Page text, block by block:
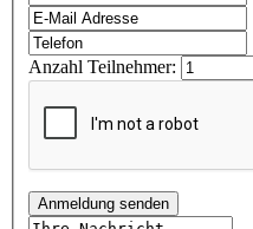
Anzahl Teilnehmer:
Anmeldung senden